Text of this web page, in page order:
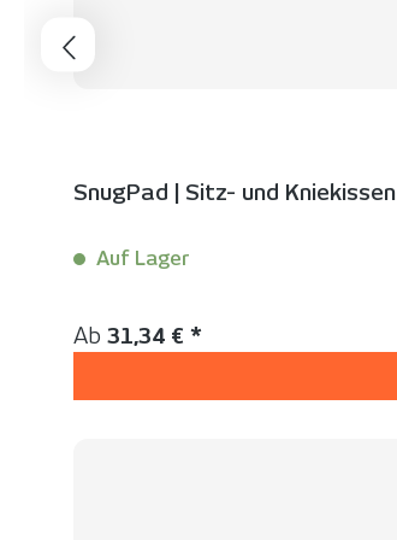
SnugPad | Sitz- und Kniekissen
Auf Lager
Regulärer Preis:
Ab 31,34 € *